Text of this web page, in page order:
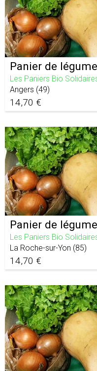
Panier de
Les Paniers Bio
Angers (49)
14,70 €
Panier de
Les Paniers Bio
La Roche-sur-Yon (85)
14,70 €